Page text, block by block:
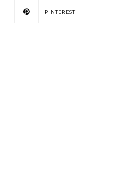
PINTEREST